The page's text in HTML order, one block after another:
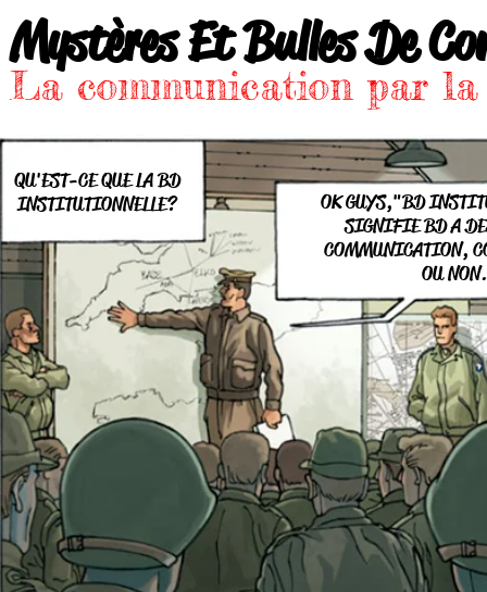
QU'EST-CE QUE LA BD
INSTITUTIONNELLE?
OK GUYS,"BD
SIGNIFIE BD A
COMMUNICATION,
OU NON.
Mystères Et Bulles De
La communication par